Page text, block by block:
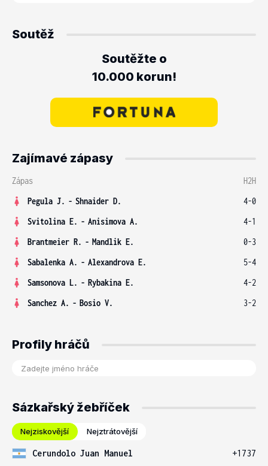
Soutěž
Soutěžte o
10.000 korun!
Zajímavé zápasy
Zápas
H2H
Pegula J. - Shnaider D.
4-0
Svitolina E. - Anisimova A.
4-1
Brantmeier R. - Mandlik E.
0-3
Sabalenka A. - Alexandrova E.
5-4
Samsonova L. - Rybakina E.
4-2
Sanchez A. - Bosio V. 3-2
Profily hráčů
Sázkařský žebříček
Nejziskovější Nejztrátovější
Cerundolo Juan Manuel
+1737